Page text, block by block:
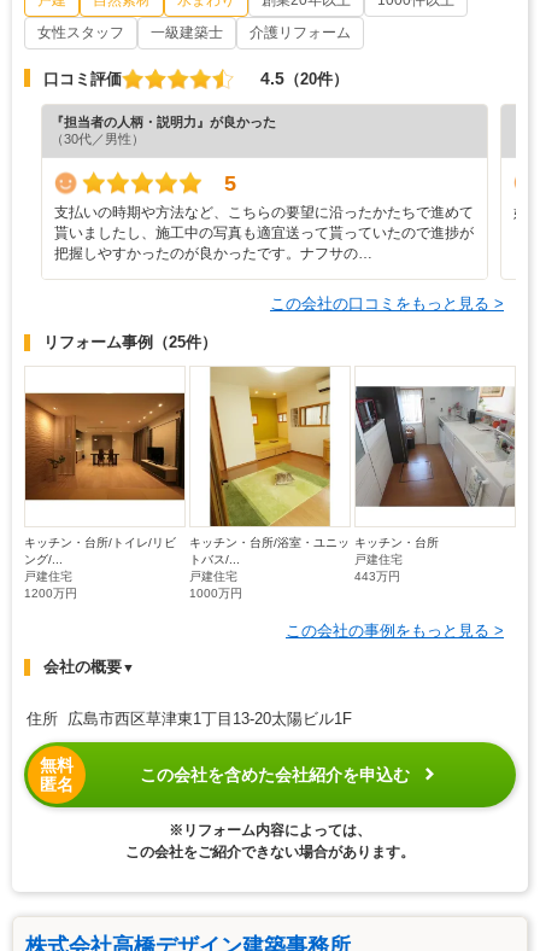
女性スタッフ
一級建築士 介護リフォーム
口コミ評価 4.5 （20件）
『担当者の人柄・説明力』が良かった
（30代／男性）
5
支払いの時期や方法など、こちらの要望に沿ったかたちで進めて
貰いましたし、施工中の写真も適宜送って貰っていたので進捗が
把握しやすかったのが良かったです。ナフサの…
好
この会社の口コミをもっと見る >
リフォーム事例 （25件）
キッチン・台所/トイレ/リビ
ング/...
戸建住宅
1200万円
キッチン・台所/浴室・ユニッ
トバス/...
戸建住宅
1000万円
キッチン・台所
戸建住宅
443万円
この会社の事例をもっと見る >
会社の概要▼
住所 広島市西区草津東1丁目13-20太陽ビル1F
無料
匿名
この会社を含めた会社紹介を申込む
※リフォーム内容によっては、
この会社をご紹介できない場合があります。
株式会社高橋デザイン建築事務所